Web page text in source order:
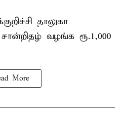
தாலுகா
சான்றிதழ் வழங்க ரூ.1,000
More